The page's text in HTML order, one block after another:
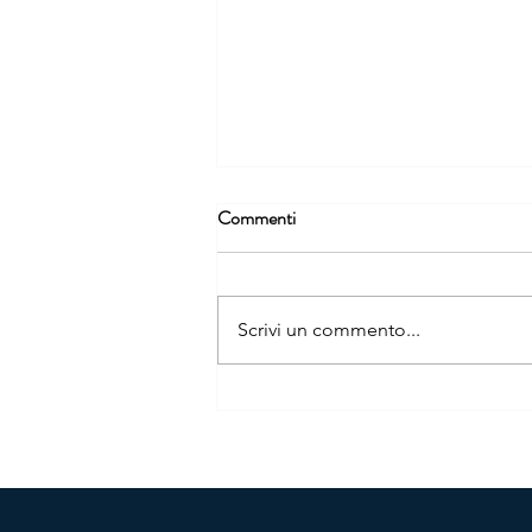
Commenti
Scrivi un commento...